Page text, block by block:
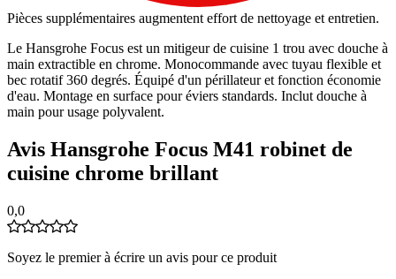
Pièces supplémentaires augmentent effort de nettoyage et entretien.
Le Hansgrohe Focus est un mitigeur de cuisine 1 trou avec douche à
main extractible en chrome. Monocommande avec tuyau flexible et
bec rotatif 360 degrés. Équipé d'un périllateur et fonction économie
d'eau. Montage en surface pour éviers standards. Inclut douche à
main pour usage polyvalent.
Avis Hansgrohe Focus M41 robinet de
cuisine chrome brillant
0,0
Soyez le premier à écrire un avis pour ce produit